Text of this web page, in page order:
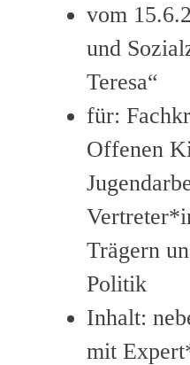
vom
und
Teresa“
für:
Offenen
Trägern
Politik
Inhalt:
mit